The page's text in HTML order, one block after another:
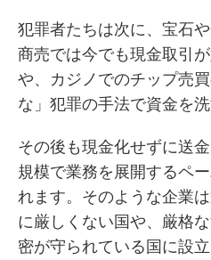
犯罪者たちは次に、宝石
商売では今でも現金取引
や、カジノでのチップ売
な」犯罪の手法で資金を洗
その後も現金化せずに送
規模で業務を展開するペ
れます。そのような企業
に厳しくない国や、厳格
密が守られている国に設